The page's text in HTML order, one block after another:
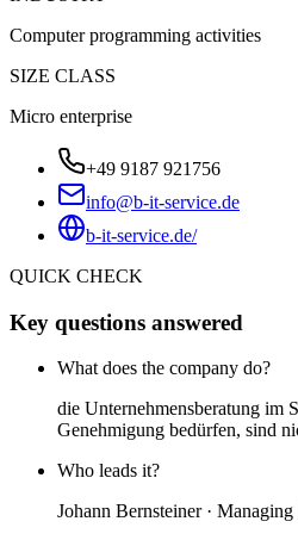
Computer programming activities
SIZE CLASS
Micro enterprise
+49 9187 921756
info@b-it-service.de
b-it-service.de/
QUICK CHECK
Key questions answered
What does the company do?
die Unternehmensberatung im
Genehmigung bedürfen, sind
Who leads it?
Johann Bernsteiner ·